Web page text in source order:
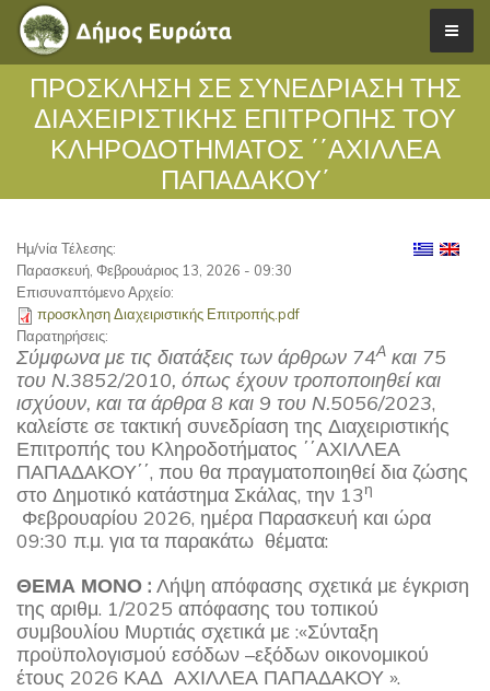
ΠΡΟΣΚΛΗΣΗ ΣΕ ΣΥΝΕΔΡΙΑΣΗ ΤΗΣ
ΔΙΑΧΕΙΡΙΣΤΙΚΗΣ ΕΠΙΤΡΟΠΗΣ ΤΟΥ
ΚΛΗΡΟΔΟΤΗΜΑΤΟΣ ΄΄ΑΧΙΛΛΕΑ
ΠΑΠΑΔΑΚΟΥ΄
Ημ/νία Τέλεσης:
Παρασκευή, Φεβρουάριος 13, 2026 - 09:30
Επισυναπτόμενο Αρχείο:
προσκληση Διαχειριστικής Επιτροπής.pdf
Παρατηρήσεις:
Σύμφωνα με τις διατάξεις των άρθρων 74Α και 75
του Ν.3852/2010, όπως έχουν τροποποιηθεί και
ισχύουν, και τα άρθρα 8 και 9 του Ν.5056/2023,
καλείστε σε τακτική συνεδρίαση της Διαχειριστικής
Επιτροπής του Κληροδοτήματος ΄΄ΑΧΙΛΛΕΑ
ΠΑΠΑΔΑΚΟΥ΄΄, που θα πραγματοποιηθεί δια ζώσης
στο Δημοτικό κατάστημα Σκάλας, την 13η
Φεβρουαρίου 2026, ημέρα Παρασκευή και ώρα
09:30 π.μ. για τα παρακάτω θέματα:
ΘΕΜΑ ΜΟΝΟ : Λήψη απόφασης σχετικά με έγκριση
της αριθμ. 1/2025 απόφασης του τοπικού
συμβουλίου Μυρτιάς σχετικά με :«Σύνταξη
προϋπολογισμού εσόδων –εξόδων οικονομικού
έτους 2026 ΚΑΔ ΑΧΙΛΛΕΑ ΠΑΠΑΔΑΚΟΥ ».